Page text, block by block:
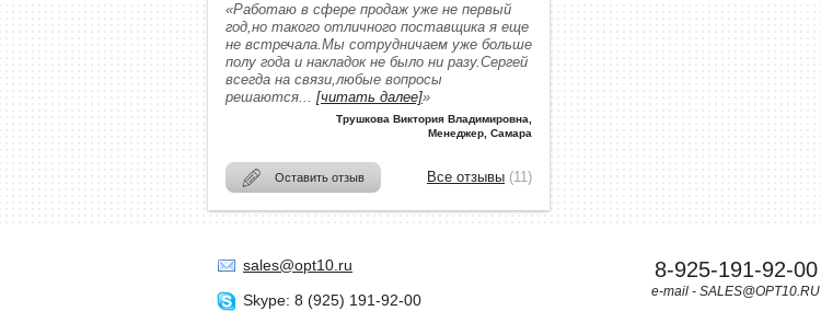
«Работаю в сфере продаж уже не первый
год,но такого отличного поставщика я еще
не встречала.Мы сотрудничаем уже больше
полу года и накладок не было ни разу.Сергей
всегда на связи,любые вопросы
решаются... [читать далее]»
Трушкова Виктория Владимировна
Менеджер, Самара
Оставить отзыв Все отзывы (11)
sales@opt10.ru
Skype: 8 (925) 191-92-00
8-925-191-92-00
e-mail - SALES@OPT10.RU